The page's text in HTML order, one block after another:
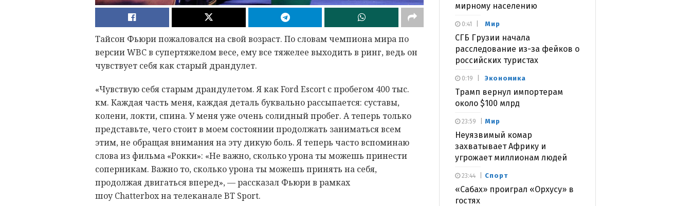
Тайсон Фьюри пожаловался на свой возраст. По словам чемпиона мира по
версии WBC в супертяжелом весе, ему все тяжелее выходить в ринг, ведь он
чувствует себя как старый драндулет.
«Чувствую себя старым драндулетом. Я как Ford Escort с пробегом 400 тыс.
км. Каждая часть меня, каждая деталь буквально рассыпается: суставы,
колени, локти, спина. У меня уже очень солидный пробег. А теперь только
представьте, чего стоит в моем состоянии продолжать заниматься всем
этим, не обращая внимания на эту дикую боль. Я теперь часто вспоминаю
слова из фильма «Рокки»: «Не важно, сколько урона ты можешь принести
соперникам. Важно то, сколько урона ты можешь принять на себя,
продолжая двигаться вперед», — рассказал Фьюри в рамках
шоу Chatterbox на телеканале BT Sport.
мирному населению
Мир
СГБ Грузии начала
расследование из-за фейков о
российских туристах
0:41
Экономика
Трамп вернул импортерам
около $100 млрд
0:19
Мир
Неуязвимый комар
захватывает Африку и
угрожает миллионам людей
23:59
Спорт
«Сабах» проиграл «Орхусу» в
гостях
23:44